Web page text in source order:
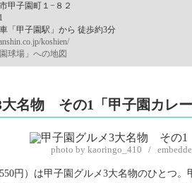
甲子園町１−８２
「甲子園駅」から 徒歩約3分
koshien/
球場」への地図
名物 その1「甲子園カレー
photo by kaoringo_410 /
円）は甲子園グルメ3大名物のひとつ